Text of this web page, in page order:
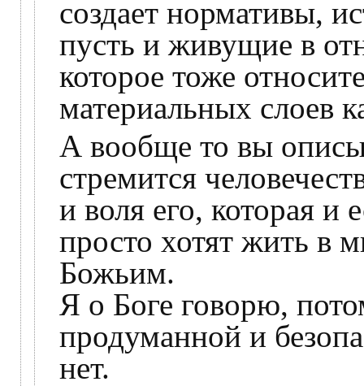
создает нормативы,
пусть и живущие в
которое тоже
материальных слоев
А вообще то вы
стремится
и воля его, которая и
просто хотят жить в
Божьим.
Я о Боге говорю,
продуманной и
нет.